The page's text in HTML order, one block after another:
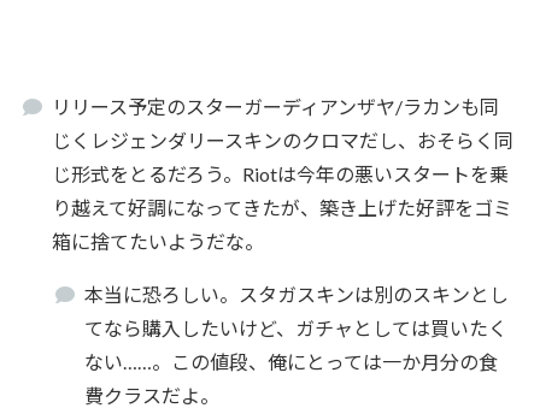
リリース予定のスターガーディアンザヤ/ラカンも同
じくレジェンダリースキンのクロマだし、おそらく同
じ形式をとるだろう。Riotは今年の悪いスタートを乗
り越えて好調になってきたが、築き上げた好評をゴミ
箱に捨てたいようだな。
本当に恐ろしい。スタガスキンは別のスキンとし
てなら購入したいけど、ガチャとしては買いたく
ない……。この値段、俺にとっては一か月分の食
費クラスだよ。